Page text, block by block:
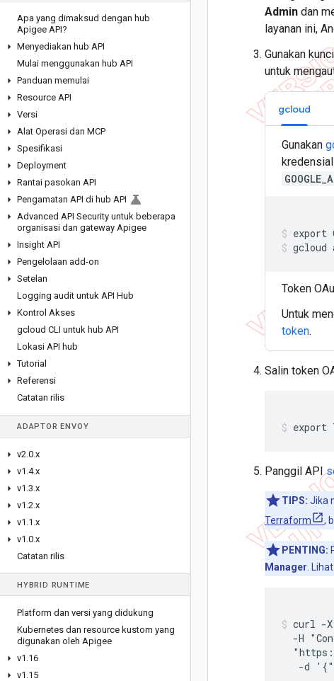
Apa yang dimaksud dengan hub
Apigee API?
Menyediakan hub API
Mulai menggunakan hub API
Panduan memulai
Resource API
Versi
Alat Operasi dan MCP
Spesifikasi
Deployment
Rantai pasokan API
Pengamatan API di hub API
Advanced API Security untuk beberapa
organisasi dan gateway Apigee
Insight API
Pengelolaan add-on
Setelan
Logging audit untuk API Hub
Kontrol Akses
gcloud CLI untuk hub API
Lokasi API hub
Tutorial
Referensi
Catatan rilis
ADAPTOR ENVOY
v2.0.x
v1 .4.x
v1 .3.x
v1 .2.x
v1 .1 .x
v1 .0.x
Catatan rilis
HYBRID RUNTIME
Platform dan versi yang didukung
Kubernetes dan resource kustom yang
digunakan oleh Apigee
v1 .16
v1 .15
Admin dan
layanan ini,
Gunakan
untuk
gcloud
Gunakan
export
gcloud
Token
Untuk
token.
Salin token
export
Panggil API
TIPS: Jika
Terraform
,
PENTING:
Manager .
curl -X
-H
-d